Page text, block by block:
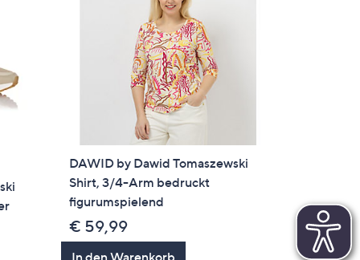
DAWID by Dawid Tomaszewski
Shirt, 3/4-Arm bedruckt
figurumspielend
€ 59,99
In den Warenkorb